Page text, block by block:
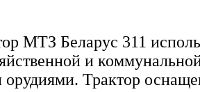
МТЗ Беларус 311
и
Трактор